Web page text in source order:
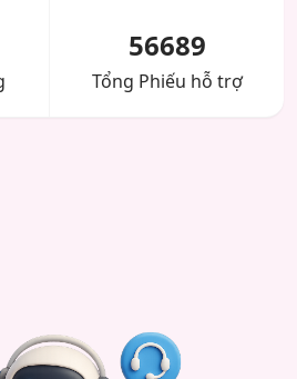
56689
Tổng Phiếu hỗ trợ